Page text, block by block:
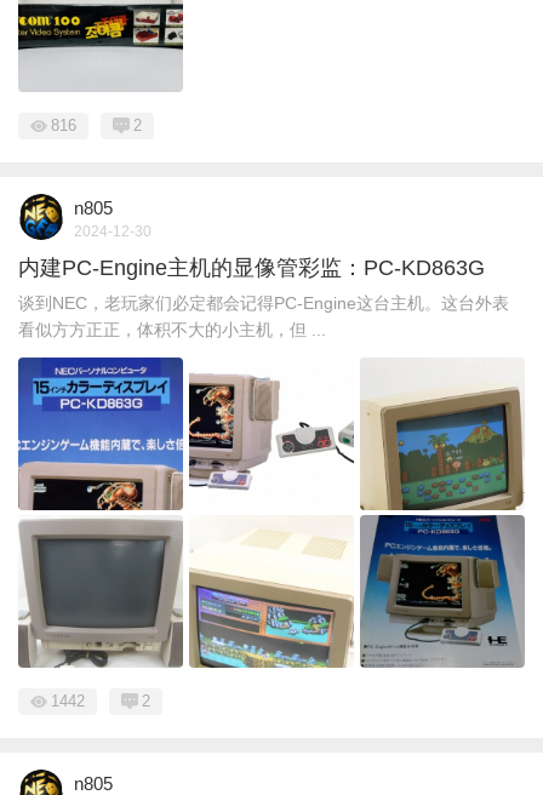
816 2
n805
2024-12-30
内建PC-Engine主机的显像管彩监：PC-KD863G
谈到NEC，老玩家们必定都会记得PC-Engine这台主机。这台外表
看似方方正正，体积不大的小主机，但 ...
1442 2
n805